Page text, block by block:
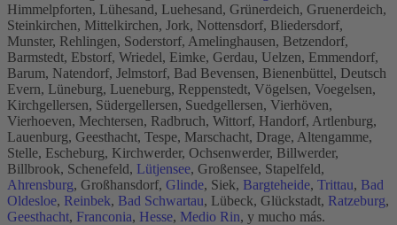
Himmelpforten, Lühesand, Luehesand, Grünerdeich, Gruenerdeich,
Steinkirchen, Mittelkirchen, Jork, Nottensdorf, Bliedersdorf,
Munster, Rehlingen, Soderstorf, Amelinghausen, Betzendorf,
Barmstedt, Ebstorf, Wriedel, Eimke, Gerdau, Uelzen, Emmendorf,
Barum, Natendorf, Jelmstorf, Bad Bevensen, Bienenbüttel, Deutsch
Evern, Lüneburg, Lueneburg, Reppenstedt, Vögelsen, Voegelsen,
Kirchgellersen, Südergellersen, Suedgellersen, Vierhöven,
Vierhoeven, Mechtersen, Radbruch, Wittorf, Handorf, Artlenburg,
Lauenburg, Geesthacht, Tespe, Marschacht, Drage, Altengamme,
Stelle, Escheburg, Kirchwerder, Ochsenwerder, Billwerder,
Billbrook, Schenefeld, Lütjensee, Großensee, Stapelfeld,
Ahrensburg, Großhansdorf, Glinde, Siek, Bargteheide, Trittau, Bad
Oldesloe, Reinbek, Bad Schwartau, Lübeck, Glückstadt, Ratzeburg,
Geesthacht, Franconia, Hesse, Medio Rin, y mucho más.